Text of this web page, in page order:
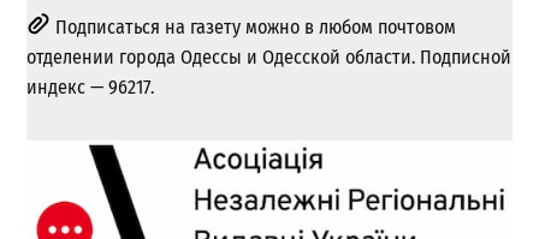
Подписаться на газету можно в любом почтовом
отделении города Одессы и Одесской области. Подписной
индекс — 96217.